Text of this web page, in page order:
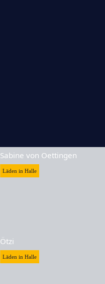
Sabine von Oettingen
Läden in Halle
Ötzi
Läden in Halle